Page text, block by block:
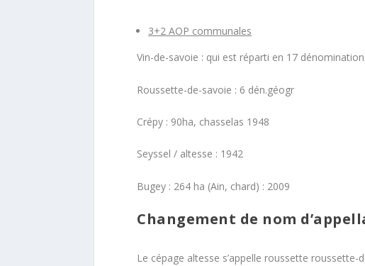
3+2 AOP communales
Vin-de-savoie : qui est réparti en 17
Roussette-de-savoie : 6 dén.géogr
Crépy : 90ha, chasselas 1948
Seyssel / altesse : 1942
Bugey : 264 ha (Ain, chard) : 2009
Changement de nom
Le cépage altesse s’appelle roussette